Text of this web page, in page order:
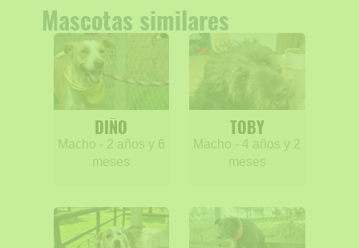
Mascotas similares
DIÑO
Macho - 2 años y 6
meses
TOBY
Macho - 4 años y 2
meses